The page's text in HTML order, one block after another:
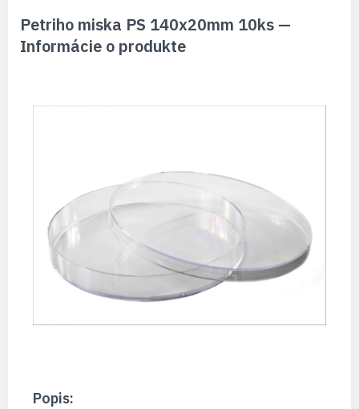
Petriho miska PS 140x20mm 10ks —
Informácie o produkte
Popis: